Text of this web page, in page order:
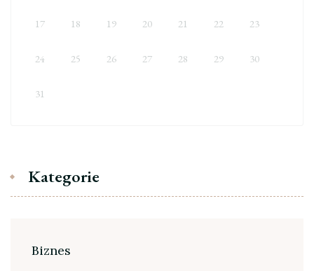
17 18 19 20 21 22 23
24 25 26 27 28 29 30
31
Kategorie
Biznes